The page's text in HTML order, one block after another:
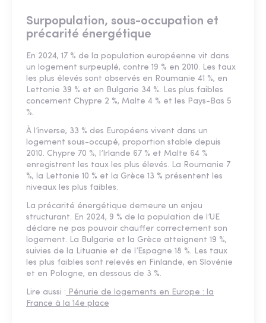
Surpopulation, sous-occupation et
précarité énergétique
En 2024, 17 % de la population européenne vit dans
un logement surpeuplé, contre 19 % en 2010. Les taux
les plus élevés sont observés en Roumanie 41 %, en
Lettonie 39 % et en Bulgarie 34 %. Les plus faibles
concernent Chypre 2 %, Malte 4 % et les Pays-Bas 5
%.
À l’inverse, 33 % des Européens vivent dans un
logement sous-occupé, proportion stable depuis
2010. Chypre 70 %, l’Irlande 67 % et Malte 64 %
enregistrent les taux les plus élevés. La Roumanie 7
%, la Lettonie 10 % et la Grèce 13 % présentent les
niveaux les plus faibles.
La précarité énergétique demeure un enjeu
structurant. En 2024, 9 % de la population de l’UE
déclare ne pas pouvoir chauffer correctement son
logement. La Bulgarie et la Grèce atteignent 19 %,
suivies de la Lituanie et de l’Espagne 18 %. Les taux
les plus faibles sont relevés en Finlande, en Slovénie
et en Pologne, en dessous de 3 %.
Lire aussi : Pénurie de logements en Europe : la
France à la 14e place